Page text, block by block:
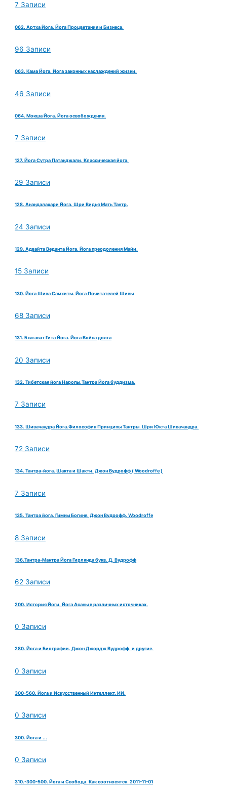
7 Записи
062. Артха Йога. Йога Процветания и Бизнеса.
96 Записи
063. Кама Йога. Йога законных наслаждений жизни.
46 Записи
064. Мокша Йога. Йога освобождения.
7 Записи
127. Йога Сутра Патанджали. Классическая йога.
29 Записи
128. Анандалахари Йога. Шри Видья Мать Тантр.
24 Записи
129. Адвайта Веданта Йога. Йога преодоления Майи.
15 Записи
130. Йога Шива Самхиты. Йога Почитателей Шивы
68 Записи
131. Бхагават Гита Йога. Йога Война долга
20 Записи
132. Тибетская йога Наропы.Тантра Йога буддизма.
7 Записи
133. Шивачандра Йога.Философия Принципы Тантры. Шри Юкта Шивачандра.
72 Записи
134. Тантра-йога. Шакта и Шакти. Джон Вудрофф ( Woodroffe )
7 Записи
135. Тантра йога. Гимны Богине. Джон Вудрофф. Woodroffe
8 Записи
136.Тантра-Мантра Йога Гирлянда букв. Д. Вудрофф
62 Записи
200. История Йоги. Йога Асаны в различных источниках.
0 Записи
280. Йога и Биографии. Джон Джордж Вудрофф. и другие.
0 Записи
300-560. Йога и Искусственный Интеллект. ИИ.
0 Записи
300. Йога и ...
0 Записи
310.-300-500. Йога и Свобода. Как соотносятся. 2011-11-01